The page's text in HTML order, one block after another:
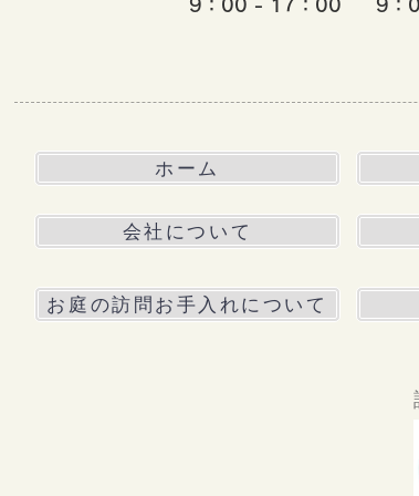
9：00 - 17 ：00 9：
ホーム
会社について
お庭の訪問お手入れについて